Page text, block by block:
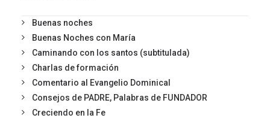
Buenas noches
Buenas Noches con María
Caminando con los santos (subtitulada)
Charlas de formación
Comentario al Evangelio Dominical
Consejos de PADRE, Palabras de FUNDADOR
Creciendo en la Fe